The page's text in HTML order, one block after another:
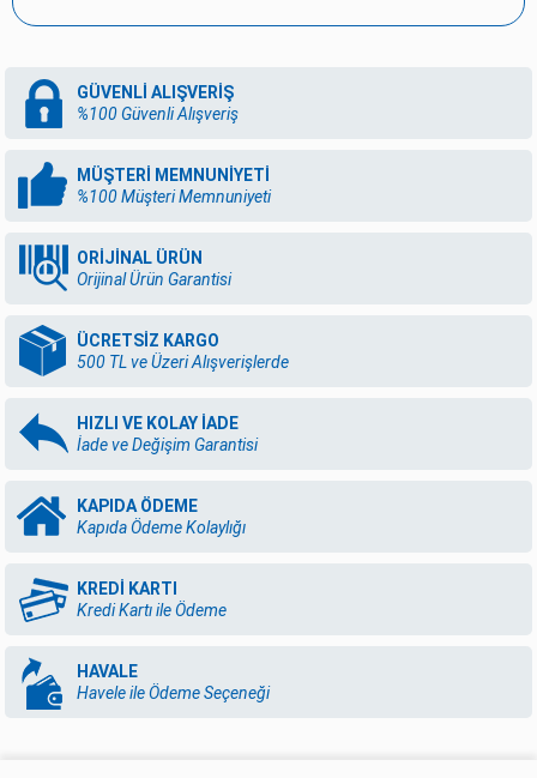
GÜVENLİ ALIŞVERİŞ
%100 Güvenli Alışveriş
MÜŞTERİ MEMNUNİYETİ
%100 Müşteri Memnuniyeti
ORİJİNAL ÜRÜN
Orijinal Ürün Garantisi
ÜCRETSİZ KARGO
500 TL ve Üzeri Alışverişlerde
HIZLI VE KOLAY İADE
İade ve Değişim Garantisi
KAPIDA ÖDEME
Kapıda Ödeme Kolaylığı
KREDİ KARTI
Kredi Kartı ile Ödeme
HAVALE
Havele ile Ödeme Seçeneği